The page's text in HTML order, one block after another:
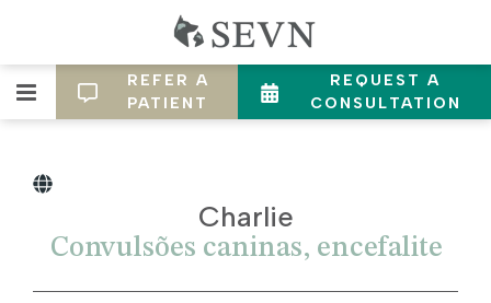
REFER A
PATIENT
REQUEST A
CONSULTATION
Charlie
Convulsões caninas, encefalite